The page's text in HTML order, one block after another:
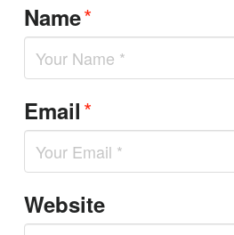
Name*
Email*
Website